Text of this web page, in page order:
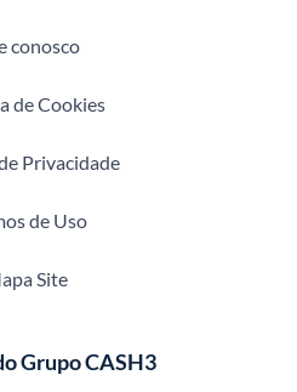
conosco
de Cookies
Privacidade
de Uso
Site
Grupo CASH3